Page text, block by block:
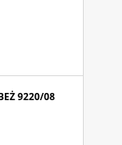
9220/08